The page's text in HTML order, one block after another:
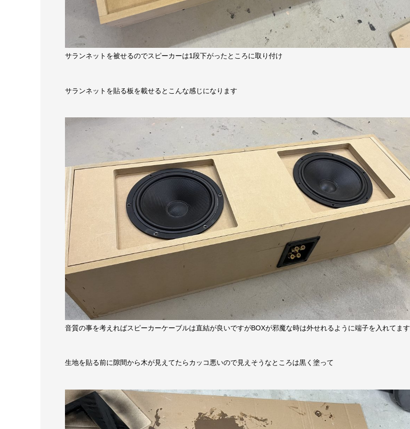
サランネットを被せるのでスピーカーは1段下がったところに取り付け
サランネットを貼る板を載せるとこんな感じになります
音質の事を考えればスピーカーケーブルは直結が良いですがBOXが邪魔な時は外せれるように端子を入れてます
生地を貼る前に隙間から木が見えてたらカッコ悪いので見えそうなところは黒く塗って